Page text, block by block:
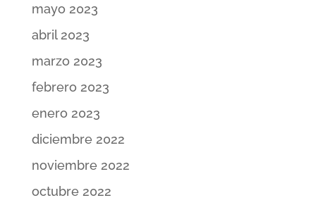
mayo 2023
abril 2023
marzo 2023
febrero 2023
enero 2023
diciembre 2022
noviembre 2022
octubre 2022